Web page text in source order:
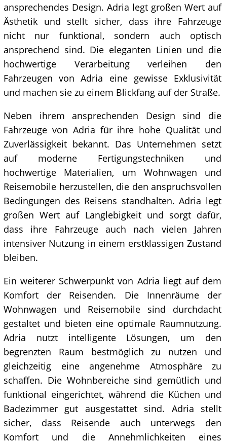
ansprechendes Design. Adria legt großen Wert auf
Ästhetik und stellt sicher, dass ihre Fahrzeuge
nicht nur funktional, sondern auch optisch
ansprechend sind. Die eleganten Linien und die
hochwertige Verarbeitung verleihen den
Fahrzeugen von Adria eine gewisse Exklusivität
und machen sie zu einem Blickfang auf der Straße.
Neben ihrem ansprechenden Design sind die
Fahrzeuge von Adria für ihre hohe Qualität und
Zuverlässigkeit bekannt. Das Unternehmen setzt
auf moderne Fertigungstechniken und
hochwertige Materialien, um Wohnwagen und
Reisemobile herzustellen, die den anspruchsvollen
Bedingungen des Reisens standhalten. Adria legt
großen Wert auf Langlebigkeit und sorgt dafür,
dass ihre Fahrzeuge auch nach vielen Jahren
intensiver Nutzung in einem erstklassigen Zustand
bleiben.
Ein weiterer Schwerpunkt von Adria liegt auf dem
Komfort der Reisenden. Die Innenräume der
Wohnwagen und Reisemobile sind durchdacht
gestaltet und bieten eine optimale Raumnutzung.
Adria nutzt intelligente Lösungen, um den
begrenzten Raum bestmöglich zu nutzen und
gleichzeitig eine angenehme Atmosphäre zu
schaffen. Die Wohnbereiche sind gemütlich und
funktional eingerichtet, während die Küchen und
Badezimmer gut ausgestattet sind. Adria stellt
sicher, dass Reisende auch unterwegs den
Komfort und die Annehmlichkeiten eines